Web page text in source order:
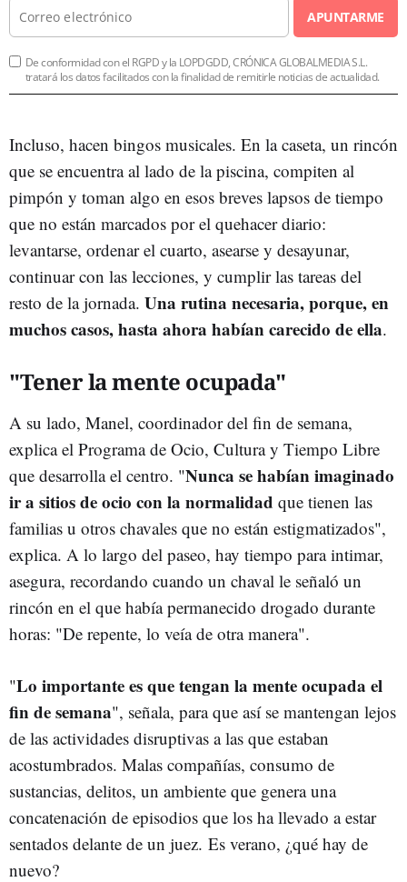
APUNTARME
De conformidad con el RGPD y la LOPDGDD, CRÓNICA GLOBALMEDIA S.L.
tratará los datos facilitados con la finalidad de remitirle noticias de actualidad.
Incluso, hacen bingos musicales. En la caseta, un rincón
que se encuentra al lado de la piscina, compiten al
pimpón y toman algo en esos breves lapsos de tiempo
que no están marcados por el quehacer diario:
levantarse, ordenar el cuarto, asearse y desayunar,
continuar con las lecciones, y cumplir las tareas del
resto de la jornada. Una rutina necesaria, porque, en
muchos casos, hasta ahora habían carecido de ella.
"Tener la mente ocupada"
A su lado, Manel, coordinador del fin de semana,
explica el Programa de Ocio, Cultura y Tiempo Libre
que desarrolla el centro. "Nunca se habían imaginado
ir a sitios de ocio con la normalidad que tienen las
familias u otros chavales que no están estigmatizados",
explica. A lo largo del paseo, hay tiempo para intimar,
asegura, recordando cuando un chaval le señaló un
rincón en el que había permanecido drogado durante
horas: "De repente, lo veía de otra manera".
"Lo importante es que tengan la mente ocupada el
fin de semana", señala, para que así se mantengan lejos
de las actividades disruptivas a las que estaban
acostumbrados. Malas compañías, consumo de
sustancias, delitos, un ambiente que genera una
concatenación de episodios que los ha llevado a estar
sentados delante de un juez. Es verano, ¿qué hay de
nuevo?